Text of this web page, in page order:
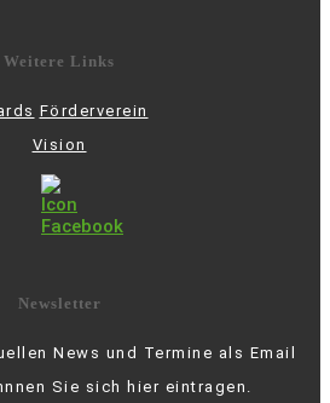
Weitere Links
Förderverein
Vision
Newsletter
News und Termine als Email
Sie sich hier eintragen.